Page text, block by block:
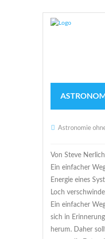
Astronomie
Von Steve
Ein einfacher
Energie eines
Loch
Ein einfacher
sich in
herum. Daher